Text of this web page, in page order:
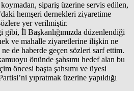
sipariş üzerine servis edilen,
hemşeri dernekleri ziyaretime
yer verilmiştir.
İl Başkanlığımızda düzenlendiği
ve mahalle ziyaretlerine ilişkin ne
de haberde geçen sözleri sarf ettim.
önünde şahsımı hedef alan bu
öncesi başta şahsımı ve üyesi
yıpratmak üzerine yapıldığı